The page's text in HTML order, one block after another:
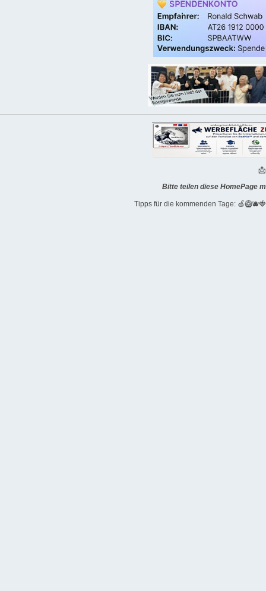
Bitte teilen diese HomePage
Tipps für die kommenden Tage: